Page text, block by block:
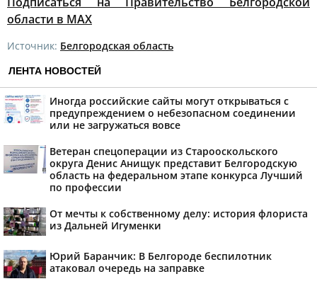
области в MAX
Источник: Белгородская область
ЛЕНТА НОВОСТЕЙ
Иногда российские сайты могут открываться с
предупреждением о небезопасном соединении
или не загружаться вовсе
Ветеран спецоперации из Старооскольского
округа Денис Анищук представит Белгородскую
область на федеральном этапе конкурса Лучший
по профессии
От мечты к собственному делу: история флориста
из Дальней Игуменки
Юрий Баранчик: В Белгороде беспилотник
атаковал очередь на заправке